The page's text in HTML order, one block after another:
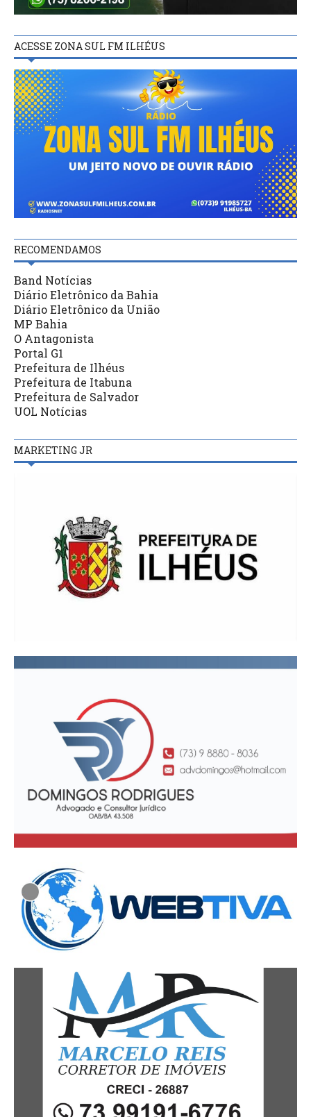
ACESSE ZONA SUL FM ILHÉUS
RECOMENDAMOS
Band Notícias
Diário Eletrônico da Bahia
Diário Eletrônico da União
MP Bahia
O Antagonista
Portal G1
Prefeitura de Ilhéus
Prefeitura de Itabuna
Prefeitura de Salvador
UOL Notícias
MARKETING JR